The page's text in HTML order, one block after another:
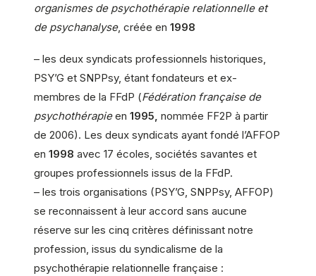
organismes de psychothérapie relationnelle et
de psychanalyse, créée en 1998
– les deux syndicats professionnels historiques,
PSY’G et SNPPsy, étant fondateurs et ex-
membres de la FFdP (Fédération française de
psychothérapieen 1995, nommée FF2P à partir
de 2006). Les deux syndicats ayant fondé l’AFFOP
en 1998 avec 17 écoles, sociétés savantes et
groupes professionnels issus de la FFdP.
– les trois organisations (PSY’G, SNPPsy, AFFOP)
se reconnaissent à leur accord sans aucune
réserve sur les cinq critères définissant notre
profession, issus du syndicalisme de la
psychothérapie relationnelle française :